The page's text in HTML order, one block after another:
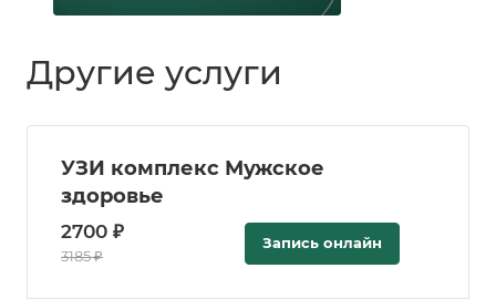
Другие услуги
УЗИ комплекс Мужское
здоровье
2700 ₽
3185 ₽
Запись онлайн